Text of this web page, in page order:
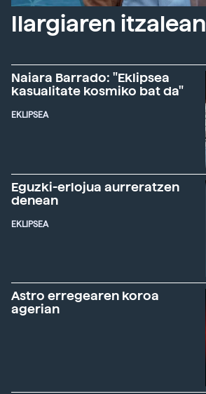
Ilargiaren itzalean
Naiara Barrado: "Eklipsea
kasualitate kosmiko bat da"
EKLIPSEA
Eguzki-erlojua aurreratzen
denean
EKLIPSEA
Astro erregearen koroa
agerian